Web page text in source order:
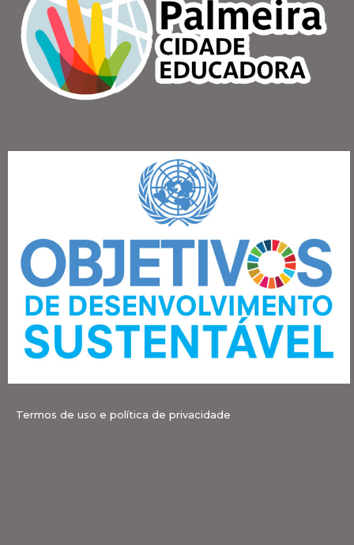
Termos de uso e política de privacidade